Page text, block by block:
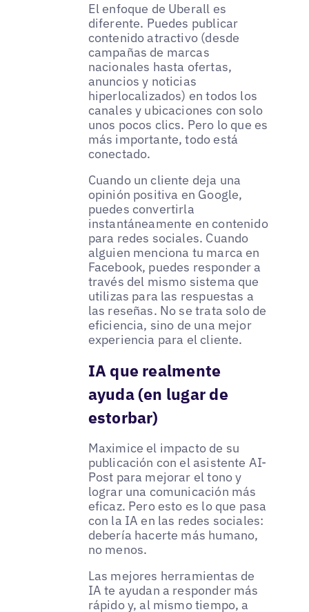
El enfoque de Uberall es
diferente. Puedes publicar
contenido atractivo (desde
campañas de marcas
nacionales hasta ofertas,
anuncios y noticias
hiperlocalizados) en todos los
canales y ubicaciones con solo
unos pocos clics. Pero lo que es
más importante, todo está
conectado.
Cuando un cliente deja una
opinión positiva en Google,
puedes convertirla
instantáneamente en contenido
para redes sociales. Cuando
alguien menciona tu marca en
Facebook, puedes responder a
través del mismo sistema que
utilizas para las respuestas a
las reseñas. No se trata solo de
eficiencia, sino de una mejor
experiencia para el cliente.
IA que realmente
ayuda (en lugar de
estorbar)
Maximice el impacto de su
publicación con el asistente AI-
Post para mejorar el tono y
lograr una comunicación más
eficaz. Pero esto es lo que pasa
con la IA en las redes sociales:
debería hacerte más humano,
no menos.
Las mejores herramientas de
IA te ayudan a responder más
rápido y, al mismo tiempo, a